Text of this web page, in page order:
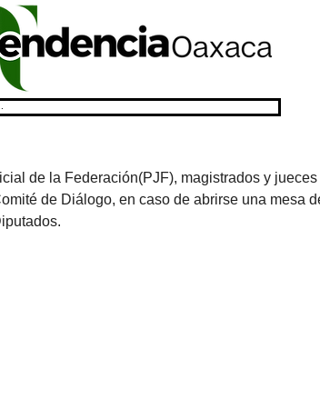
de la Federación(PJF), magistrados y jueces
de Diálogo, en caso de abrirse una mesa